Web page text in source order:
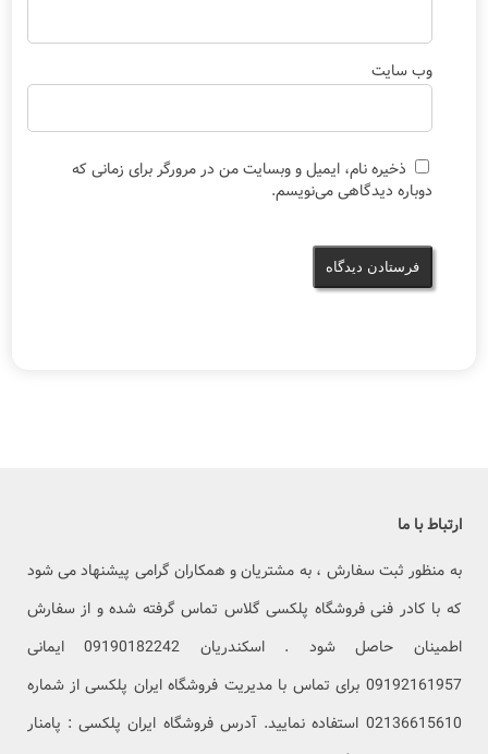
وب‌ سایت
ذخیره نام، ایمیل و وبسایت من در مرورگر برای زمانی که
دوباره دیدگاهی می‌نویسم.
ارتباط با ما
به منظور ثبت سفارش ، به مشتریان و همکاران گرامی پیشنهاد می شود
که با کادر فنی فروشگاه پلکسی گلاس تماس گرفته شده و از سفارش
اطمینان حاصل شود . اسکندریان 09190182242 ایمانی
09192161957 برای تماس با مدیریت فروشگاه ایران پلکسی از شماره
02136615610 استفاده نمایید. آدرس فروشگاه ایران پلکسی : پامنار